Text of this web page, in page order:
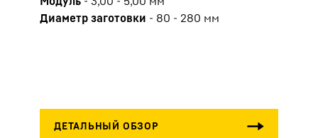
Диаметр заготовки - 80 - 280 мм